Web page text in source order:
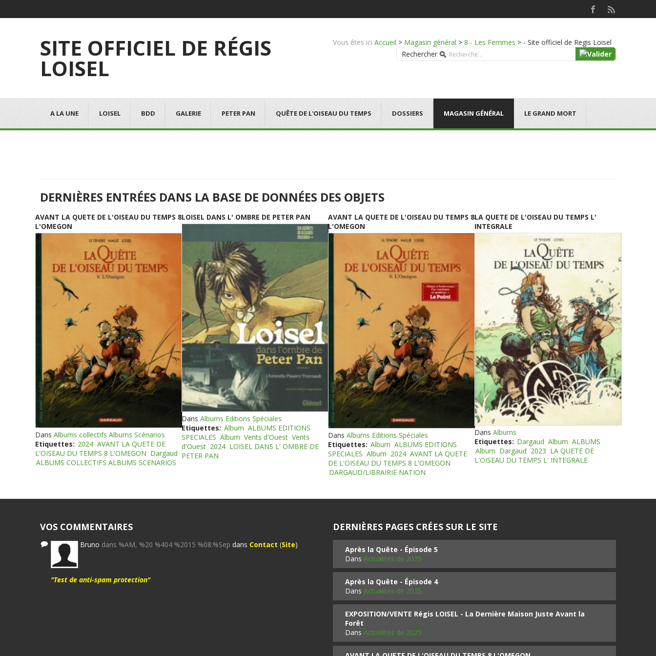
SITE OFFICIEL DE RÉGIS
LOISEL
Vous êtes ici Accueil > Magasin général > 8 - Les Femmes > - Site officiel de Regis Loisel
Rechercher
A LA UNE LOISEL BDD GALERIE PETER PAN QUÊTE DE L'OISEAU DU TEMPS DOSSIERS MAGASIN GÉNÉRAL LE GRAND MORT
DERNIÈRES ENTRÉES DANS LA BASE DE DONNÉES DES OBJETS
AVANT LA QUETE DE L'OISEAU DU TEMPS 8
L'OMEGON
Dans Albums collectifs Albums Scénarios
Etiquettes: 2024 AVANT LA QUETE DE
L'OISEAU DU TEMPS 8 L'OMEGON Dargaud
ALBUMS COLLECTIFS ALBUMS SCENARIOS
LOISEL DANS L' OMBRE DE PETER PAN
Dans Albums Editions Spéciales
Etiquettes: Album ALBUMS EDITIONS
SPECIALES Album Vents d'Ouest Vents
d'Ouest 2024 LOISEL DANS L' OMBRE DE
PETER PAN
AVANT LA QUETE DE L'OISEAU DU TEMPS 8
L'OMEGON
Dans Albums Editions Spéciales
Etiquettes: Album ALBUMS EDITIONS
SPECIALES Album 2024 AVANT LA QUETE
DE L'OISEAU DU TEMPS 8 L'OMEGON
DARGAUD/LIBRAIRIE NATION
LA QUETE DE L'OISEAU DU TEMPS L'
INTEGRALE
Dans Albums
Etiquettes: Dargaud Album ALBUMS
Album Dargaud 2023 LA QUETE DE
L'OISEAU DU TEMPS L' INTEGRALE
VOS COMMENTAIRES
Bruno dans %AM, %20 %404 %2015 %08:%Sep dans Contact (Site)
"Test de anti-spam protection"
DERNIÈRES PAGES CRÉES SUR LE SITE
Après la Quête - Épisode 5
Dans Actualités de 2025
Après la Quête - Épisode 4
Dans Actualités de 2025
EXPOSITION/VENTE Régis LOISEL - La Dernière Maison Juste Avant la
Forêt
Dans Actualités de 2025